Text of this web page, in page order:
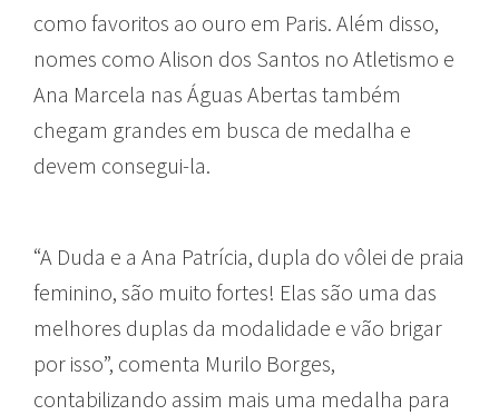
como favoritos ao ouro em Paris. Além disso,
nomes como Alison dos Santos no Atletismo e
Ana Marcela nas Águas Abertas também
chegam grandes em busca de medalha e
devem consegui-la.
“A Duda e a Ana Patrícia, dupla do vôlei de praia
feminino, são muito fortes! Elas são uma das
melhores duplas da modalidade e vão brigar
por isso”, comenta Murilo Borges,
contabilizando assim mais uma medalha para